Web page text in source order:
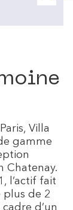
Villa
gamme
Chatenay.
l’actif fait
plus de 2
d’un